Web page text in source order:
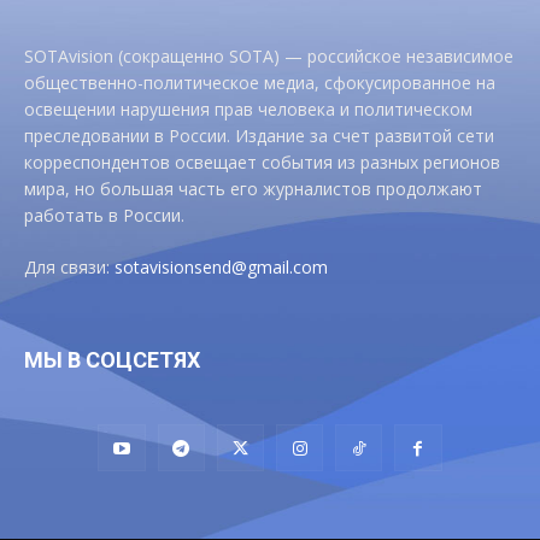
SOTAvision (сокращенно SOTA) — российское независимое
общественно-политическое медиа, сфокусированное на
освещении нарушения прав человека и политическом
преследовании в России. Издание за счет развитой сети
корреспондентов освещает события из разных регионов
мира, но большая часть его журналистов продолжают
работать в России.
Для связи:sotavisionsend@gmail.com
МЫ В СОЦСЕТЯХ